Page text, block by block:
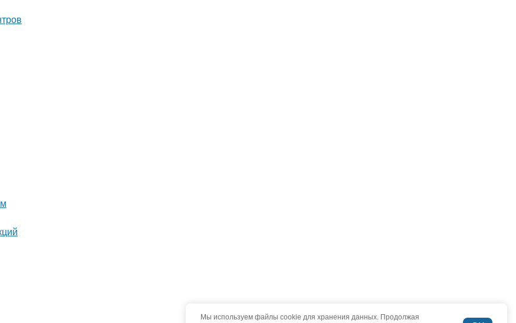
Мы используем файлы cookie для хранения данных. Продолжая